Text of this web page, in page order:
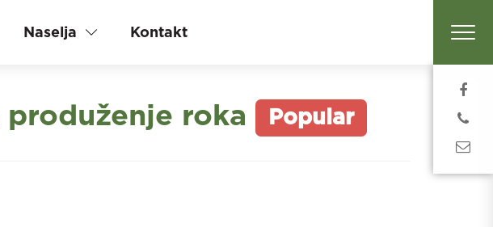
Naselja Kontakt
roka Popular